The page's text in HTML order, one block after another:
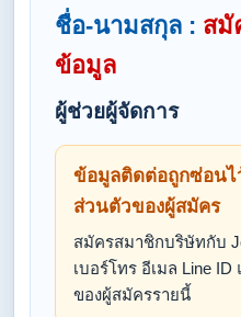
ชื่อ-นามสกุล : สมั
ข้อมูล
ผู้ช่วยผู้จัดการ
ข้อมูลติดต่อถูกซ่อนไ
ส่วนตัวของผู้สมัคร
สมัครสมาชิกบริษัทกับ
เบอร์โทร อีเมล Line
ของผู้สมัครรายนี้